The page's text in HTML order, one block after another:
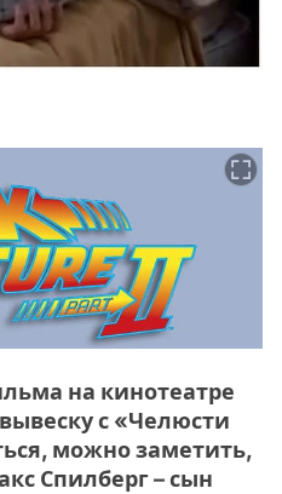
на кинотеатре
с «Челюсти
можно заметить,
Спилберг – сын